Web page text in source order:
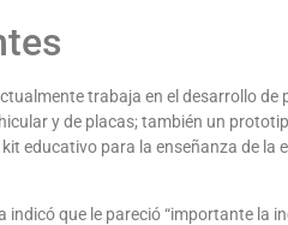
trabaja en el desarrollo de
y de placas; también un
educativo para la enseñanza de la
que le pareció “importante la